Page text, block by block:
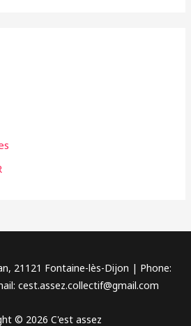
21121 Fontaine-lès-Dijon | Phone:
cest.assez.collectif@gmail.com
© 2026 C'est assez